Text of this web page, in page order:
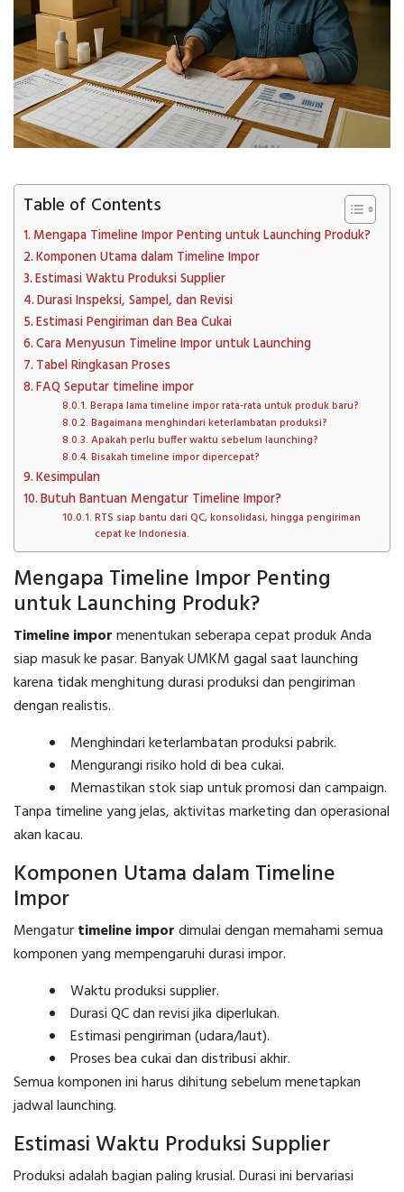
Table of Contents
Mengapa Timeline Impor Penting untuk Launching Produk?
Komponen Utama dalam Timeline Impor
Estimasi Waktu Produksi Supplier
Durasi Inspeksi, Sampel, dan Revisi
Estimasi Pengiriman dan Bea Cukai
Cara Menyusun Timeline Impor untuk Launching
Tabel Ringkasan Proses
FAQ Seputar timeline impor
Berapa lama timeline impor rata-rata untuk produk baru?
Bagaimana menghindari keterlambatan produksi?
Apakah perlu buffer waktu sebelum launching?
Bisakah timeline impor dipercepat?
Kesimpulan
Butuh Bantuan Mengatur Timeline Impor?
RTS siap bantu dari QC, konsolidasi, hingga pengiriman
cepat ke Indonesia.
Mengapa Timeline Impor Penting
untuk Launching Produk?
Timeline impormenentukan seberapa cepat produk Anda
siap masuk ke pasar. Banyak UMKM gagal saat launching
karena tidak menghitung durasi produksi dan pengiriman
dengan realistis.
Menghindari keterlambatan produksi pabrik.
Mengurangi risiko hold di bea cukai.
Memastikan stok siap untuk promosi dan campaign.
Tanpa timeline yang jelas, aktivitas marketing dan operasional
akan kacau.
Komponen Utama dalam Timeline
Impor
Mengaturtimeline impordimulai dengan memahami semua
komponen yang mempengaruhi durasi impor.
Waktu produksi supplier.
Durasi QC dan revisi jika diperlukan.
Estimasi pengiriman (udara/laut).
Proses bea cukai dan distribusi akhir.
Semua komponen ini harus dihitung sebelum menetapkan
jadwal launching.
Estimasi Waktu Produksi Supplier
Produksi adalah bagian paling krusial. Durasi ini bervariasi